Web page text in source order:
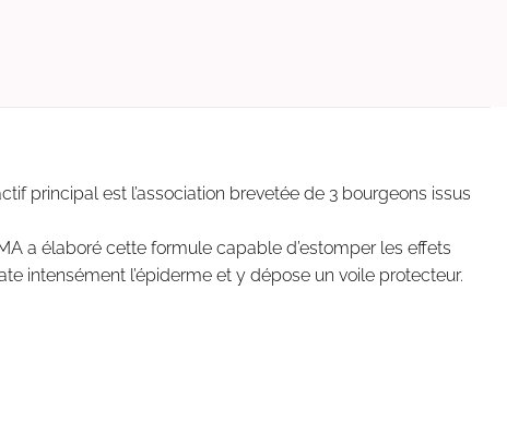
principal est l’association brevetée de 3 bourgeons issus
a élaboré cette formule capable d’estomper les effets
intensément l’épiderme et y dépose un voile protecteur.